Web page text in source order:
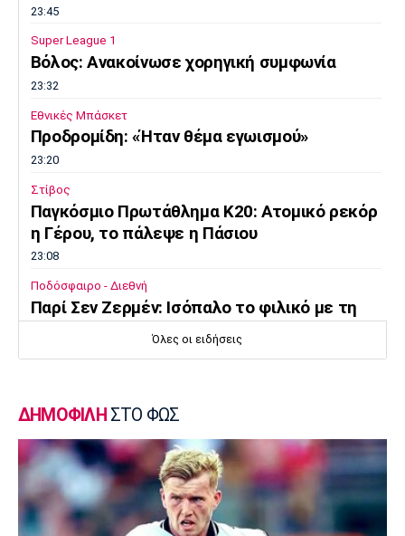
23:45
Super League 1
Βόλος: Ανακοίνωσε χορηγική συμφωνία
23:32
Εθνικές Μπάσκετ
Προδρομίδη: «Ήταν θέμα εγωισμού»
23:20
Στίβος
Παγκόσμιο Πρωτάθλημα Κ20: Ατομικό ρεκόρ
η Γέρου, το πάλεψε η Πάσιου
23:08
Ποδόσφαιρο - Διεθνή
Παρί Σεν Ζερμέν: Ισόπαλο το φιλικό με τη
Μάντσεστερ Γιουνάιτεντ
Σκωτία: «Δύο στα δύο» η Σεντ Μίρεν, πρώτη
νίκη για Νταντί
22:40
Επικαιρότητα
Τραγωδία στην Πάρο: Παιδί 4 ετών πνίγηκε
σε πισίνα
Όλες οι ειδήσεις
ΔΗΜΟΦΙΛΗ ΣΤΟ ΦΩΣ